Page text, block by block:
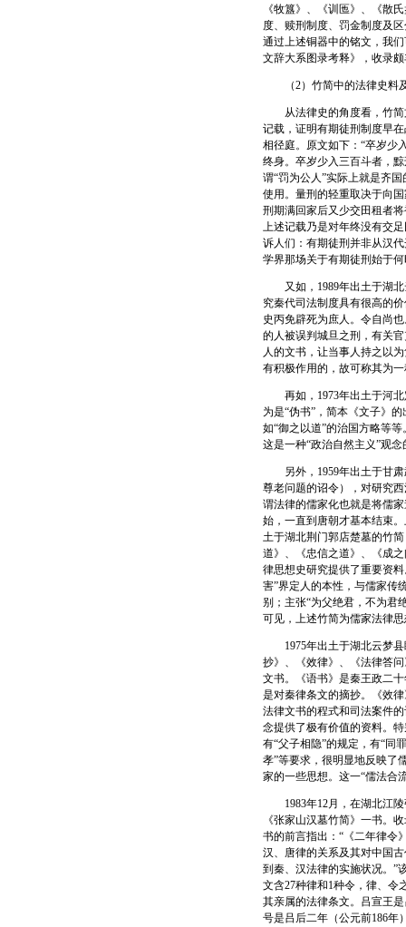
《牧簋》、《训匜》、《散
度、赎刑制度、罚金制度及
通过上述铜器中的铭文，我
文辞大系图录考释》，收录
（2）竹简中的法律史料
从法律史的角度看，竹简
记载，证明有期徒刑制度早
相径庭。原文如下：“卒岁
终身。卒岁少入三百斗者，
谓“罚为公人”实际上就是齐
使用。量刑的轻重取决于向
刑期满回家后又少交田租者
上述记载乃是对年终没有交
诉人们：有期徒刑并非从汉
学界那场关于有期徒刑始于
又如，1989年出土于湖北
究秦代司法制度具有很高的
史丙免辟死为庶人。令自尚
的人被误判城旦之刑，有关
人的文书，让当事人持之以
有积极作用的，故可称其为
再如，1973年出土于河北
为是“伪书”，简本《文子》
如“御之以道”的治国方略等
这是一种“政治自然主义”观
另外，1959年出土于甘肃
尊老问题的诏令），对研究
谓法律的儒家化也就是将儒
始，一直到唐朝才基本结束
土于湖北荆门郭店楚墓的竹
道》、《忠信之道》、《成
律思想史研究提供了重要资
害”界定人的本性，与儒家传
别；主张“为父绝君，不为君
可见，上述竹简为儒家法律
1975年出土于湖北云梦县
抄》、《效律》、《法律答
文书。《语书》是秦王政二
是对秦律条文的摘抄。《效
法律文书的程式和司法案件
念提供了极有价值的资料。
有“父子相隐”的规定，有“同
孝”等要求，很明显地反映了
家的一些思想。这一“儒法合
1983年12月，在湖北江陵
《张家山汉墓竹简》一书。
书的前言指出：“《二年律令
汉、唐律的关系及其对中国
到秦、汉法律的实施状况。”
文含27种律和1种令，律、令
其亲属的法律条文。吕宣王
号是吕后二年（公元前186年